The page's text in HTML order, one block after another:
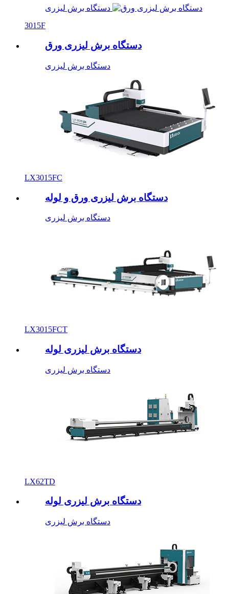
دستگاه برش لیزری
3015F
دستگاه برش لیزری ورق
دستگاه برش لیزری
LX3015FC
دستگاه برش لیزری ورق و لوله
دستگاه برش لیزری
LX3015FCT
دستگاه برش لیزری لوله
دستگاه برش لیزری
LX62TD
دستگاه برش لیزری لوله
دستگاه برش لیزری